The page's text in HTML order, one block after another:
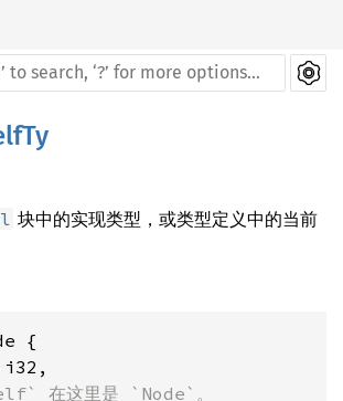
块中的实现类型，或类型定义中的当前
{
在这里是 `Node`。